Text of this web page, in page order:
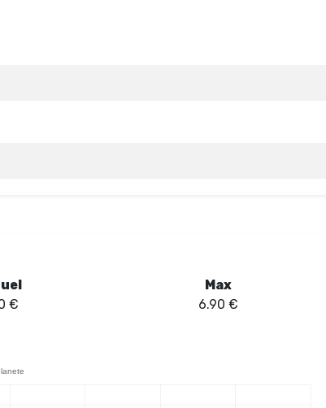
€
Max
6.90 €